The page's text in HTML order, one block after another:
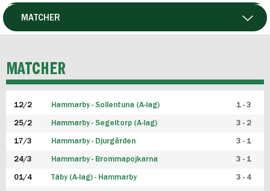
DAM
P19
F19
FUTSAL HERR
FUTSAL DAM
MATCHER
MATCHER
12/2 Hammarby - Sollentuna (A-lag) 1 - 3
25/2 Hammarby - Segeltorp (A-lag) 3 - 2
17/3 Hammarby - Djurgården 3 - 1
24/3 Hammarby - Brommapojkarna 3 - 1
01/4 Täby (A-lag) - Hammarby 3 - 4